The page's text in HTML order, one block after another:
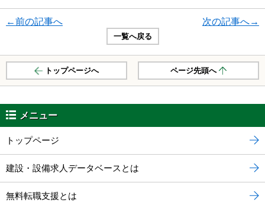
←前の記事へ 次の記事へ→
一覧へ戻る
トップページへ ページ先頭へ
メニュー
トップページ
建設・設備求人データベースとは
無料転職支援とは